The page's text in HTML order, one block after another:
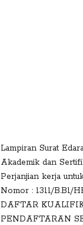
Lampiran Surat
Akademik dan
Perjanjian kerja
Nomor : 1311/B.B1/
DAFTAR
PENDAFTARAN